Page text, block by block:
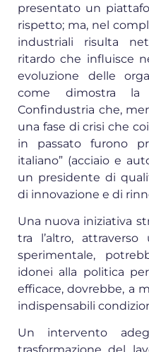
presentato un
rispetto; ma, nel
industriali risulta
ritardo che influisce
evoluzione delle
come dimostra la
Confindustria che,
una fase di crisi che
in passato furono
italiano” (acciaio e
un presidente di
di innovazione e di
Una nuova iniziativa
tra l’altro,
sperimentale,
idonei alla politica
efficace, dovrebbe, a
indispensabili
Un intervento